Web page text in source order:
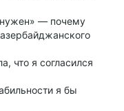
— почему
что я согласился
я бы